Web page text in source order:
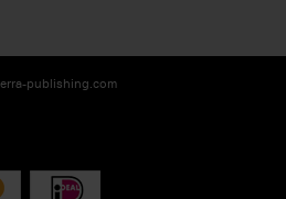
publishing.com